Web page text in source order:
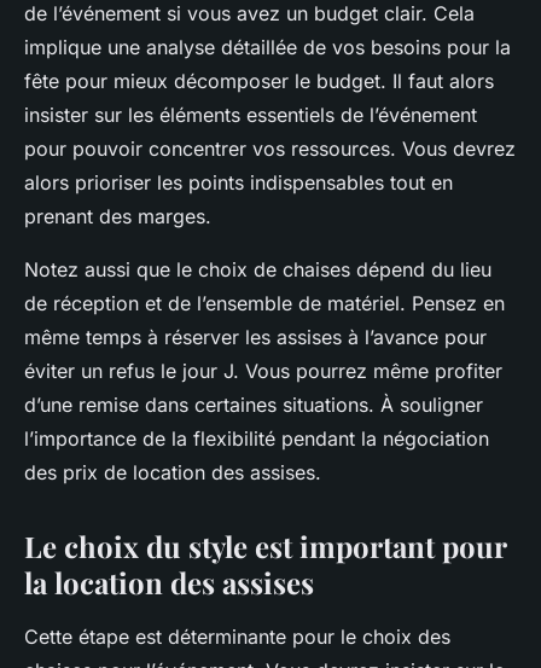
de l’événement si vous avez un budget clair. Cela
implique une analyse détaillée de vos besoins pour la
fête pour mieux décomposer le budget. Il faut alors
insister sur les éléments essentiels de l’événement
pour pouvoir concentrer vos ressources. Vous devrez
alors prioriser les points indispensables tout en
prenant des marges.
Notez aussi que le choix de chaises dépend du lieu
de réception et de l’ensemble de matériel. Pensez en
même temps à réserver les assises à l’avance pour
éviter un refus le jour J. Vous pourrez même profiter
d’une remise dans certaines situations. À souligner
l’importance de la flexibilité pendant la négociation
des prix de location des assises.
Le choix du style est important pour
la location des assises
Cette étape est déterminante pour le choix des